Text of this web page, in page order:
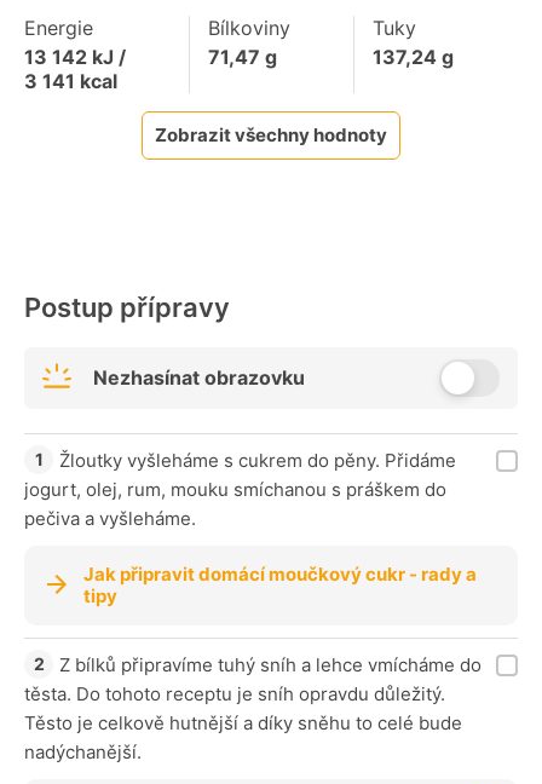
Energie
13 142 kJ /
3 141 kcal
Bílkoviny
71,47 g
Tuky
137,24 g
Zobrazit všechny hodnoty
Postup přípravy
Nezhasínat obrazovku
Žloutky vyšleháme s cukrem do pěny. Přidáme
jogurt, olej, rum, mouku smíchanou s práškem do
pečiva a vyšleháme.
Jak připravit domácí moučkový cukr - rady a
tipy
Z bílků připravíme tuhý sníh a lehce vmícháme do
těsta. Do tohoto receptu je sníh opravdu důležitý.
Těsto je celkově hutnější a díky sněhu to celé bude
nadýchanější.